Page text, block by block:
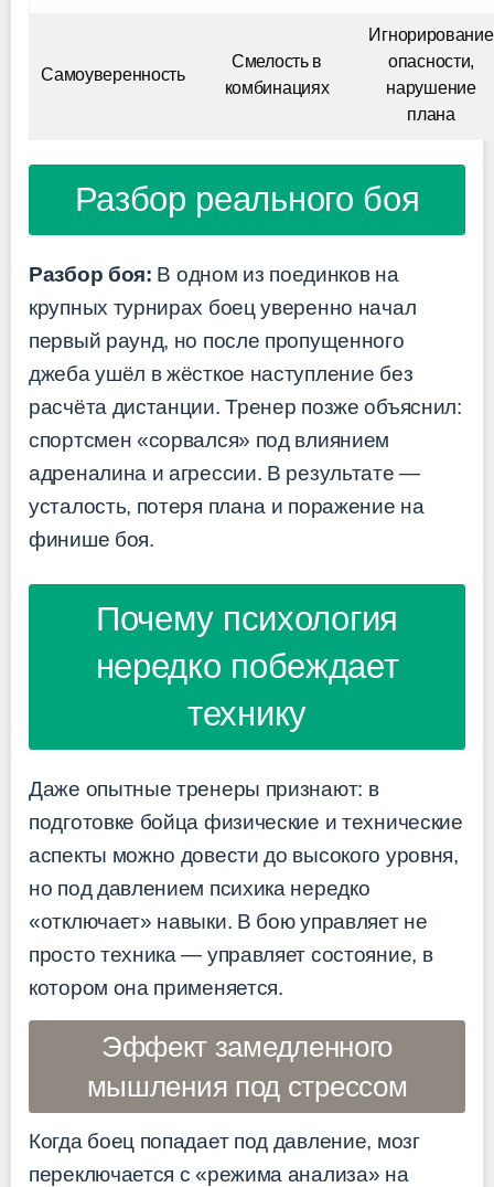
Самоуверенность
Смелость в
комбинациях
Игнорирование
опасности,
нарушение
плана
Разбор реального боя
Разбор боя: В одном из поединков на
крупных турнирах боец уверенно начал
первый раунд, но после пропущенного
джеба ушёл в жёсткое наступление без
расчёта дистанции. Тренер позже объяснил:
спортсмен «сорвался» под влиянием
адреналина и агрессии. В результате —
усталость, потеря плана и поражение на
финише боя.
Почему психология
нередко побеждает
технику
Даже опытные тренеры признают: в
подготовке бойца физические и технические
аспекты можно довести до высокого уровня,
но под давлением психика нередко
«отключает» навыки. В бою управляет не
просто техника — управляет состояние, в
котором она применяется.
Эффект замедленного
мышления под стрессом
Когда боец попадает под давление, мозг
переключается с «режима анализа» на